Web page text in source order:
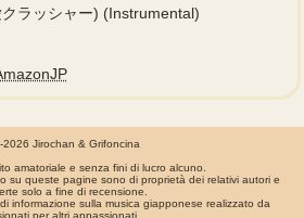
ラッシャー) (Instrumental)
Jirochan & Grifoncina
amatoriale e senza fini di lucro alcuno.
su queste pagine sono di proprietà dei relativi autori e
solo a fine di recensione.
informazione sulla musica giapponese realizzato da
per altri appassionati.